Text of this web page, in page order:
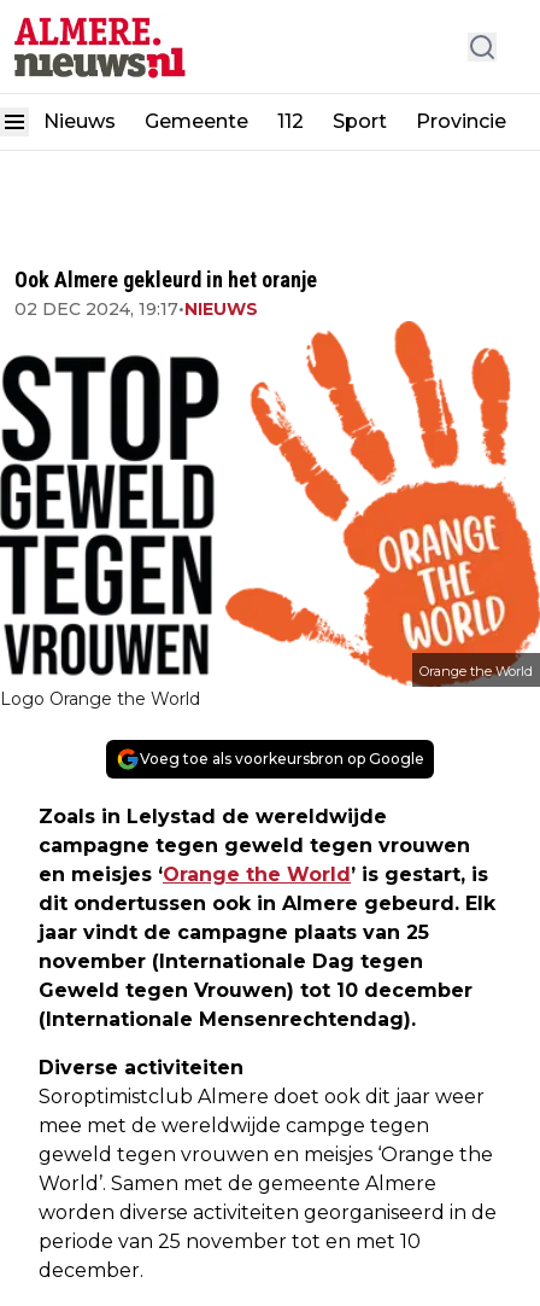
Nieuws Gemeente 112 Sport Provincie
Ook Almere gekleurd in het oranje
02 DEC 2024, 19:17•NIEUWS
Orange the World
Logo Orange the World
Voeg toe als voorkeursbron op Google
Zoals in Lelystad de wereldwijde
campagne tegen geweld tegen vrouwen
en meisjes ‘Orange the World ’ is gestart, is
dit ondertussen ook in Almere gebeurd. Elk
jaar vindt de campagne plaats van 25
november (Internationale Dag tegen
Geweld tegen Vrouwen) tot 10 december
(Internationale Mensenrechtendag).
Diverse activiteiten
Soroptimistclub Almere doet ook dit jaar weer
mee met de wereldwijde campge tegen
geweld tegen vrouwen en meisjes ‘Orange the
World’. Samen met de gemeente Almere
worden diverse activiteiten georganiseerd in de
periode van 25 november tot en met 10
december.